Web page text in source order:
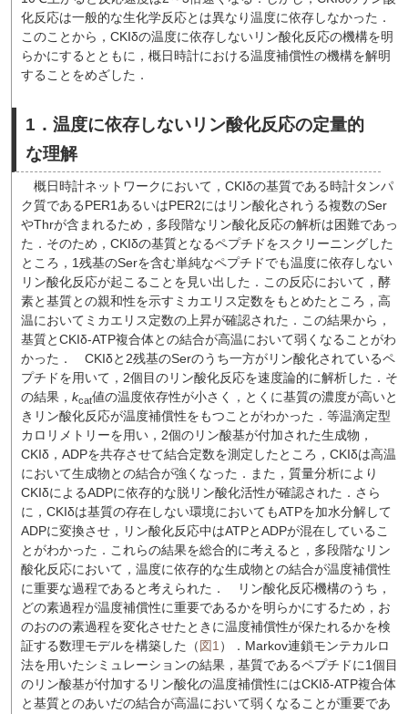
化反応は一般的な生化学反応とは異なり温度に依存しなかった．
このことから，CKIδの温度に依存しないリン酸化反応の機構を明
らかにするとともに，概日時計における温度補償性の機構を解明
することをめざした．
1．温度に依存しないリン酸化反応の定量的
な理解
概日時計ネットワークにおいて，CKIδの基質である時計タンパ
ク質であるPER1あるいはPER2にはリン酸化されうる複数のSer
やThrが含まれるため，多段階なリン酸化反応の解析は困難であっ
た．そのため，CKIδの基質となるペプチドをスクリーニングした
ところ，1残基のSerを含む単純なペプチドでも温度に依存しない
リン酸化反応が起こることを見い出した．この反応において，酵
素と基質との親和性を示すミカエリス定数をもとめたところ，高
温においてミカエリス定数の上昇が確認された．この結果から，
基質とCKIδ-ATP複合体との結合が高温において弱くなることがわ
かった．
CKIδと2残基のSerのうち一方がリン酸化されているペ
プチドを用いて，2個目のリン酸化反応を速度論的に解析した．そ
の結果， kcat値の温度依存性が小さく，とくに基質の濃度が高いと
きリン酸化反応が温度補償性をもつことがわかった．等温滴定型
カロリメトリーを用い，2個のリン酸基が付加された生成物，
CKIδ，ADPを共存させて結合定数を測定したところ，CKIδは高温
において生成物との結合が強くなった．また，質量分析により
CKIδによるADPに依存的な脱リン酸化活性が確認された．さら
に，CKIδは基質の存在しない環境においてもATPを加水分解して
ADPに変換させ，リン酸化反応中はATPとADPが混在しているこ
とがわかった．これらの結果を総合的に考えると，多段階なリン
酸化反応において，温度に依存的な生成物との結合が温度補償性
に重要な過程であると考えられた．
リン酸化反応機構のうち，
どの素過程が温度補償性に重要であるかを明らかにするため，お
のおのの素過程を変化させたときに温度補償性が保たれるかを検
証する数理モデルを構築した（ 図1 ）．Markov連鎖モンテカルロ
法を用いたシミュレーションの結果，基質であるペプチドに1個目
のリン酸基が付加するリン酸化の温度補償性にはCKIδ-ATP複合体
と基質とのあいだの結合が高温において弱くなることが重要であ